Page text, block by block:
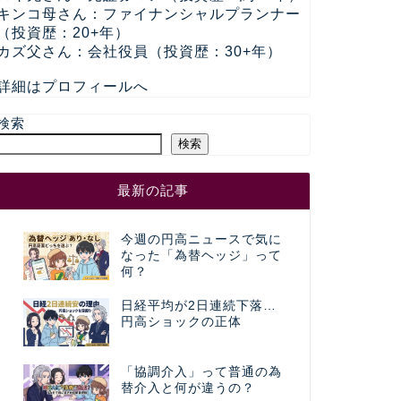
ンコ母さん：ファイナンシャルプランナー
投資歴：20+年）
ズ父さん：会社役員（投資歴：30+年）
細はプロフィールへ
索
検索
最新の記事
今週の円高ニュースで気に
なった「為替ヘッジ」って
何？
日経平均が2日連続下落…
円高ショックの正体
「協調介入」って普通の為
替介入と何が違うの？